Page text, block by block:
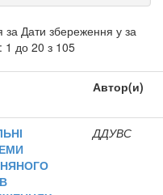
за Дати збереження у за
1 до 20 з 105
Автор(и)
ДДУВС